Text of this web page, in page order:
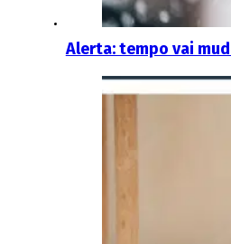
Alerta: tempo vai